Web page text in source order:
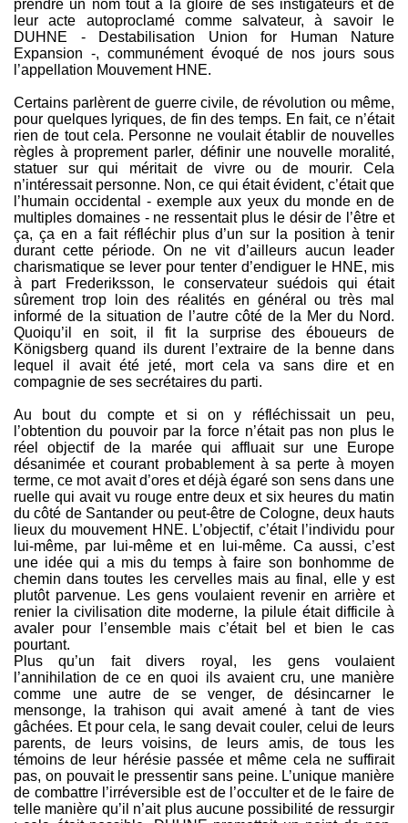
prendre un nom tout à la gloire de ses instigateurs et de
leur acte autoproclamé comme salvateur, à savoir le
DUHNE - Destabilisation Union for Human Nature
Expansion -, communément évoqué de nos jours sous
l’appellation Mouvement HNE.
Certains parlèrent de guerre civile, de révolution ou même,
pour quelques lyriques, de fin des temps. En fait, ce n’était
rien de tout cela. Personne ne voulait établir de nouvelles
règles à proprement parler, définir une nouvelle moralité,
statuer sur qui méritait de vivre ou de mourir. Cela
n’intéressait personne. Non, ce qui était évident, c’était que
l’humain occidental - exemple aux yeux du monde en de
multiples domaines - ne ressentait plus le désir de l’être et
ça, ça en a fait réfléchir plus d’un sur la position à tenir
durant cette période. On ne vit d’ailleurs aucun leader
charismatique se lever pour tenter d’endiguer le HNE, mis
à part Frederiksson, le conservateur suédois qui était
sûrement trop loin des réalités en général ou très mal
informé de la situation de l’autre côté de la Mer du Nord.
Quoiqu’il en soit, il fit la surprise des éboueurs de
Königsberg quand ils durent l’extraire de la benne dans
lequel il avait été jeté, mort cela va sans dire et en
compagnie de ses secrétaires du parti.
Au bout du compte et si on y réfléchissait un peu,
l’obtention du pouvoir par la force n’était pas non plus le
réel objectif de la marée qui affluait sur une Europe
désanimée et courant probablement à sa perte à moyen
terme, ce mot avait d’ores et déjà égaré son sens dans une
ruelle qui avait vu rouge entre deux et six heures du matin
du côté de Santander ou peut-être de Cologne, deux hauts
lieux du mouvement HNE. L’objectif, c’était l’individu pour
lui-même, par lui-même et en lui-même. Ca aussi, c’est
une idée qui a mis du temps à faire son bonhomme de
chemin dans toutes les cervelles mais au final, elle y est
plutôt parvenue. Les gens voulaient revenir en arrière et
renier la civilisation dite moderne, la pilule était difficile à
avaler pour l’ensemble mais c’était bel et bien le cas
pourtant.
Plus qu’un fait divers royal, les gens voulaient
l’annihilation de ce en quoi ils avaient cru, une manière
comme une autre de se venger, de désincarner le
mensonge, la trahison qui avait amené à tant de vies
gâchées. Et pour cela, le sang devait couler, celui de leurs
parents, de leurs voisins, de leurs amis, de tous les
témoins de leur hérésie passée et même cela ne suffirait
pas, on pouvait le pressentir sans peine. L’unique manière
de combattre l’irréversible est de l’occulter et de le faire de
telle manière qu’il n’ait plus aucune possibilité de ressurgir